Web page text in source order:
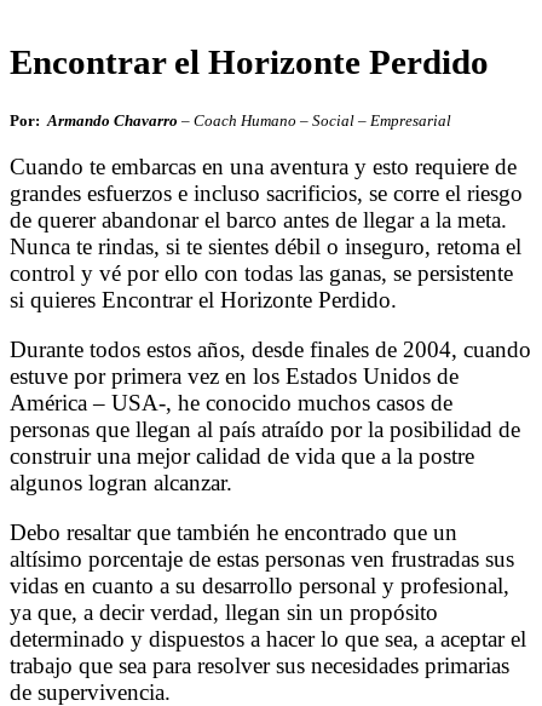
Encontrar el Horizonte Perdido
Por: Armando Chavarro – Coach Humano – Social – Empresarial
Cuando te embarcas en una aventura y esto requiere de
grandes esfuerzos e incluso sacrificios, se corre el riesgo
de querer abandonar el barco antes de llegar a la meta.
Nunca te rindas, si te sientes débil o inseguro, retoma el
control y vé por ello con todas las ganas, se persistente
si quieres Encontrar el Horizonte Perdido.
Durante todos estos años, desde finales de 2004, cuando
estuve por primera vez en los Estados Unidos de
América – USA-, he conocido muchos casos de
personas que llegan al país atraído por la posibilidad de
construir una mejor calidad de vida que a la postre
algunos logran alcanzar.
Debo resaltar que también he encontrado que un
altísimo porcentaje de estas personas ven frustradas sus
vidas en cuanto a su desarrollo personal y profesional,
ya que, a decir verdad, llegan sin un propósito
determinado y dispuestos a hacer lo que sea, a aceptar el
trabajo que sea para resolver sus necesidades primarias
de supervivencia.